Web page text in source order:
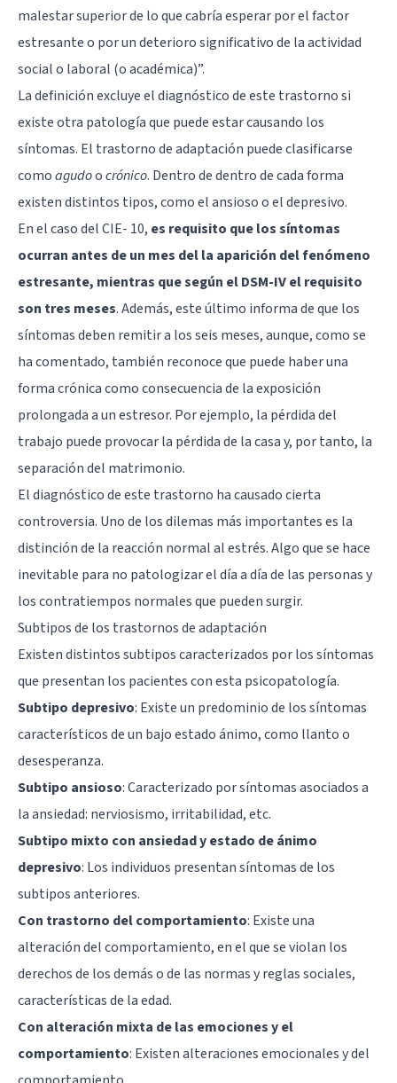
malestar superior de lo que cabría esperar por el factor
estresante o por un deterioro significativo de la actividad
social o laboral (o académica)”.
La definición excluye el diagnóstico de este trastorno si
existe otra patología que puede estar causando los
síntomas. El trastorno de adaptación puede clasificarse
comoagudoocrónico. Dentro de dentro de cada forma
existen distintos tipos, como el ansioso o el depresivo.
En el caso del CIE- 10, es requisito que los síntomas
ocurran antes de un mes del la aparición del fenómeno
estresante, mientras que según el DSM-IV el requisito
son tres meses. Además, este último informa de que los
síntomas deben remitir a los seis meses, aunque, como se
ha comentado, también reconoce que puede haber una
forma crónica como consecuencia de la exposición
prolongada a un estresor. Por ejemplo, la pérdida del
trabajo puede provocar la pérdida de la casa y, por tanto, la
separación del matrimonio.
El diagnóstico de este trastorno ha causado cierta
controversia. Uno de los dilemas más importantes es la
distinción de la reacción normal al estrés. Algo que se hace
inevitable para no patologizar el día a día de las personas y
los contratiempos normales que pueden surgir.
Subtipos de los trastornos de adaptación
Existen distintos subtipos caracterizados por los síntomas
que presentan los pacientes con esta psicopatología.
Subtipo depresivo: Existe un predominio de los síntomas
característicos de un bajo estado ánimo, como llanto o
desesperanza.
Subtipo ansioso: Caracterizado por síntomas asociados a
la ansiedad: nerviosismo, irritabilidad, etc.
Subtipo mixto con ansiedad y estado de ánimo
depresivo: Los individuos presentan síntomas de los
subtipos anteriores.
Con trastorno del comportamiento: Existe una
alteración del comportamiento, en el que se violan los
derechos de los demás o de las normas y reglas sociales,
características de la edad.
Con alteración mixta de las emociones y el
comportamiento: Existen alteraciones emocionales y del